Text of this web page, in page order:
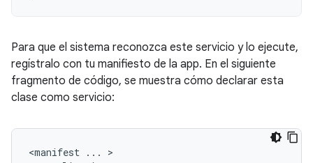
Para que el sistema reconozca este servicio y lo ejecute,
regístralo con tu manifiesto de la app. En el siguiente
fragmento de código, se muestra cómo declarar esta
clase como servicio:
<manifest ...